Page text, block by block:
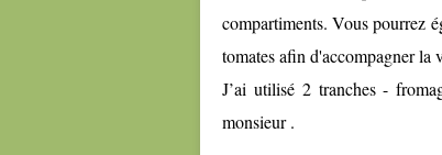
compartiments. Vous pourrez
tomates afin d'accompagner la
J’ai utilisé 2 tranches -
monsieur .